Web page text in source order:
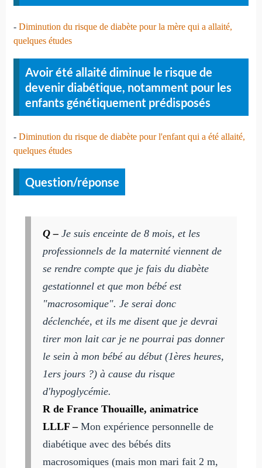
- Diminution du risque de diabète pour la mère qui a allaité,
quelques études
Avoir été allaité diminue le risque de
devenir diabétique, notamment pour les
enfants génétiquement prédisposés
- Diminution du risque de diabète pour l'enfant qui a été allaité,
quelques études
Question/réponse
Q –Je suis enceinte de 8 mois, et les
professionnels de la maternité viennent de
se rendre compte que je fais du diabète
gestationnel et que mon bébé est
"macrosomique". Je serai donc
déclenchée, et ils me disent que je devrai
tirer mon lait car je ne pourrai pas donner
le sein à mon bébé au début (1ères heures,
1ers jours ?) à cause du risque
d'hypoglycémie.
R de France Thouaille, animatrice
LLLF –Mon expérience personnelle de
diabétique avec des bébés dits
macrosomiques (mais mon mari fait 2 m,